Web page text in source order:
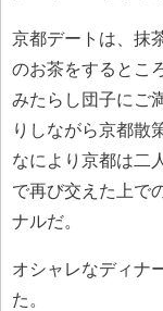
京都デートは、抹
のお茶をするとこ
みたらし団子にご
りしながら京都散
なにより京都は二
で再び交えた上で
ナルだ。
オシャレなディナ
た。